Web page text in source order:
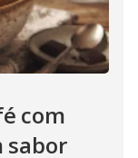
com
sabor